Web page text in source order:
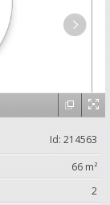
Id: 214563
66 m²
2